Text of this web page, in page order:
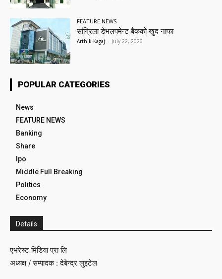
FEATURE NEWS
सांग्रिला डेभलपमेन्ट बैंकको खुद नाफा
Arthik Kagaj - July 22, 2026
POPULAR CATEGORIES
News
FEATURE NEWS
Banking
Share
Ipo
Middle Full Breaking
Politics
Economy
Details
एभरेस्ट मिडिया प्रा लि
अध्यक्ष / सम्पादक : देबेन्द्र लुइटेल